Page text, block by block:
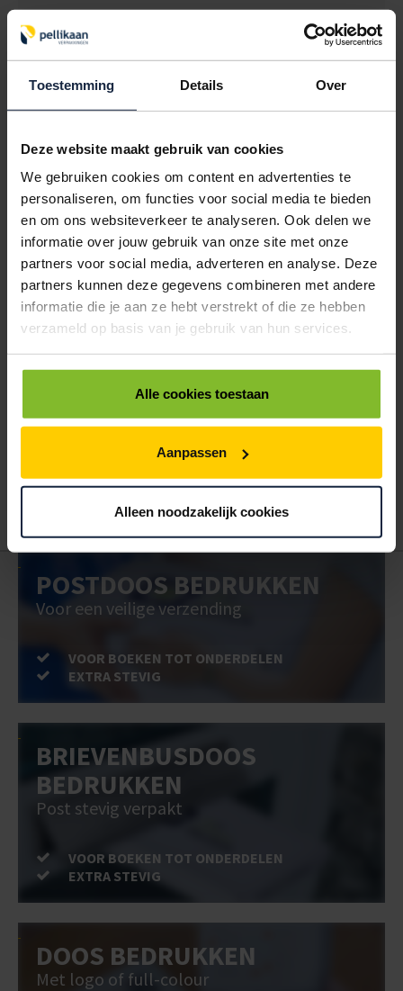
Toestemming Details Over
Deze website maakt gebruik van cookies
We gebruiken cookies om content en advertenties te
personaliseren, om functies voor social media te bieden
en om ons websiteverkeer te analyseren. Ook delen we
informatie over jouw gebruik van onze site met onze
partners voor social media, adverteren en analyse. Deze
partners kunnen deze gegevens combineren met andere
informatie die je aan ze hebt verstrekt of die ze hebben
verzameld op basis van je gebruik van hun services.
Alle cookies toestaan
Aanpassen
Alleen noodzakelijk cookies
KORTINGSETIKETTEN 50% ROOD 30MM ROND
< 1000
€5,19
€5,03 €4,86
€5,19
€5,03 €4,86
9401530 €0,00
KORTINGSETIKETTEN 70% LILA 30MM ROND
< 1000
1000
2500
€5,19
€5,03 €4,86
Hoe werkt een bestellijst?
Gebruik bestel- en offertelijsten om eenvoudig en snel producten
te bestellen. Uw bestel- en offertelijsten kunt u terugvinden in uw
POSTDOOS BEDRUKKEN
Voor een veilige verzending
VOOR BOEKEN TOT ONDERDELEN
EXTRA STEVIG
BRIEVENBUSDOOS
BEDRUKKEN
Post stevig verpakt
VOOR BOEKEN TOT ONDERDELEN
EXTRA STEVIG
DOOS BEDRUKKEN
Met logo of full-colour